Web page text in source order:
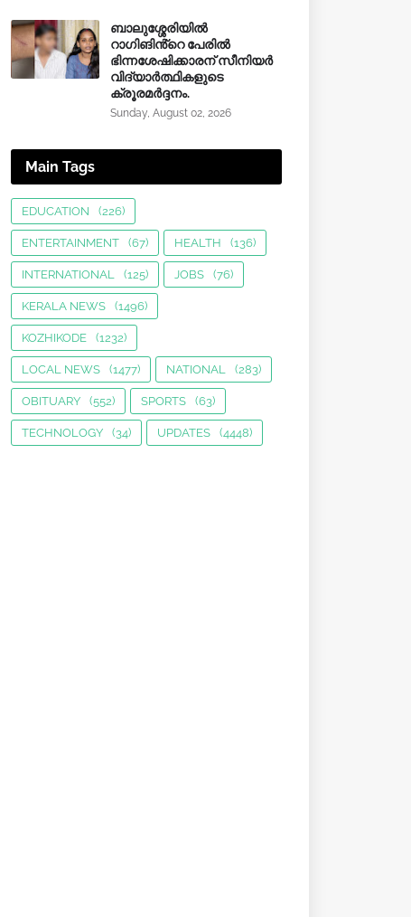
ബാലുശ്ശേരിയിൽ
റാഗിങിൻ്റെ പേരിൽ
ഭിന്നശേഷിക്കാരന് സീനിയർ
വിദ്യാർത്ഥികളുടെ
ക്രൂരമര്‍ദ്ദനം.
Sunday, August 02, 2026
Main Tags
EDUCATION (226)
ENTERTAINMENT (67) HEALTH (136)
INTERNATIONAL (125) JOBS (76)
KERALA NEWS (1496)
KOZHIKODE (1232)
LOCAL NEWS (1477) NATIONAL (283)
OBITUARY (552) SPORTS (63)
TECHNOLOGY (34) UPDATES (4448)